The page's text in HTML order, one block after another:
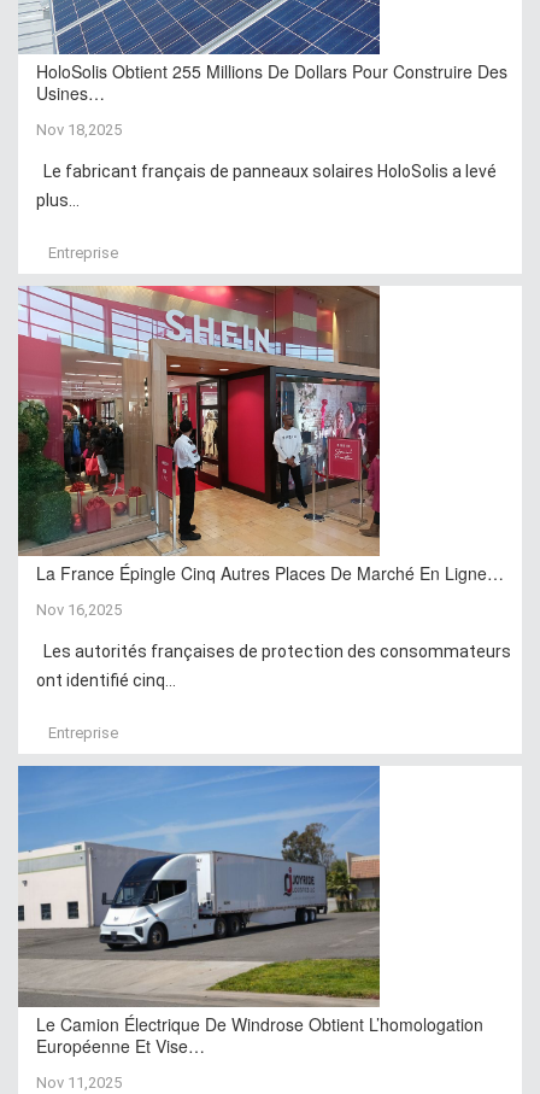
HoloSolis Obtient 255 Millions De Dollars Pour Construire Des
Usines…
Nov 18,2025
Le fabricant français de panneaux solaires HoloSolis a levé
plus...
Entreprise
La France Épingle Cinq Autres Places De Marché En Ligne…
Nov 16,2025
Les autorités françaises de protection des consommateurs
ont identifié cinq...
Entreprise
Le Camion Électrique De Windrose Obtient L’homologation
Européenne Et Vise…
Nov 11,2025